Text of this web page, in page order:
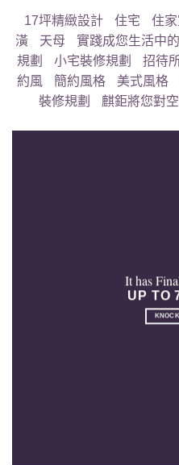
17坪精緻設計 住宅 住
潢
天母 實踐成您生活中
規劃
小宅裝修規劃 招待
約風
簡約風格 美式風格
裝修規劃
麒鉅將您對
It has
UP TO